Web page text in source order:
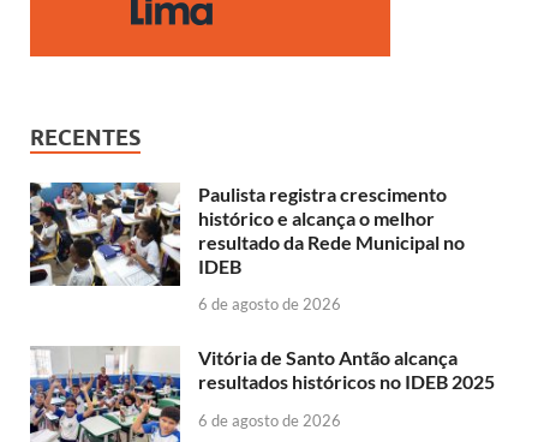
RECENTES
Paulista registra crescimento
histórico e alcança o melhor
resultado da Rede Municipal no
IDEB
6 de agosto de 2026
Vitória de Santo Antão alcança
resultados históricos no IDEB 2025
6 de agosto de 2026